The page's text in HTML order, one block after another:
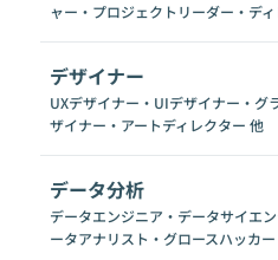
ャー・プロジェクトリーダー・デ
デザイナー
UXデザイナー・UIデザイナー・グ
ザイナー・アートディレクター 他
データ分析
データエンジニア・データサイエ
ータアナリスト・グロースハッカー